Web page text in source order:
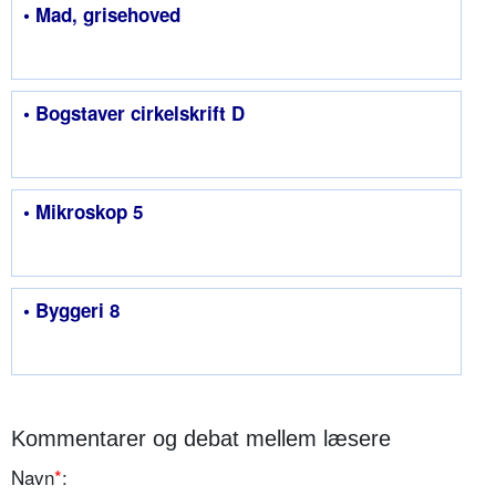
• Mad, grisehoved
• Bogstaver cirkelskrift D
• Mikroskop 5
• Byggeri 8
Kommentarer og debat mellem læsere
Navn*: